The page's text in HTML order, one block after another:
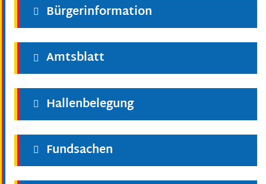
Bürgerinformation
Amtsblatt
Hallenbelegung
Fundsachen